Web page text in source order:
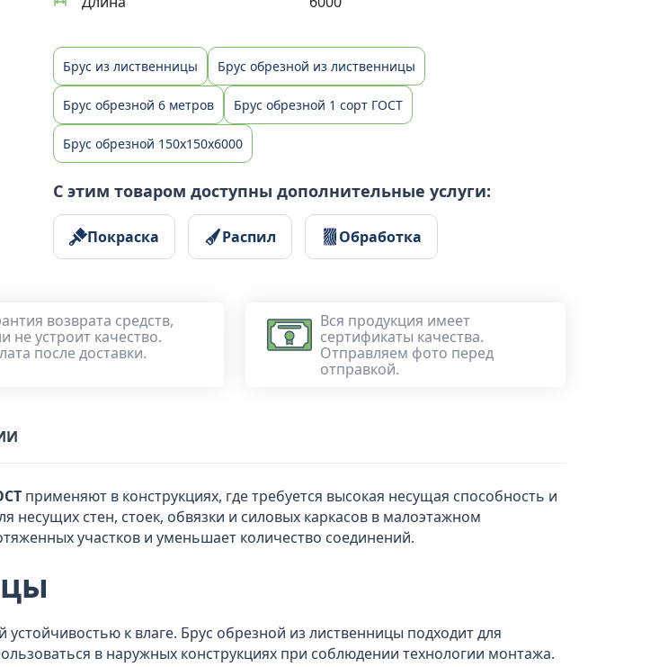
Брус из лиственницы Брус обрезной из лиственницы
Брус обрезной 6 метров Брус обрезной 1 сорт ГОСТ
Брус обрезной 150x150х6000
С этим товаром доступны дополнительные услуги:
Покраска Распил Обработка
возврата средств,
не устроит качество.
после доставки.
Вся продукция имеет
сертификаты качества.
Отправляем фото перед
отправкой.
применяют в конструкциях, где требуется высокая несущая способность и
несущих стен, стоек, обвязки и силовых каркасов в малоэтажном
участков и уменьшает количество соединений.
к влаге. Брус обрезной из лиственницы подходит для
в наружных конструкциях при соблюдении технологии монтажа.